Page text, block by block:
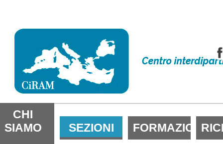
CHI
SIAMO
SEZIONI FORMAZIONE